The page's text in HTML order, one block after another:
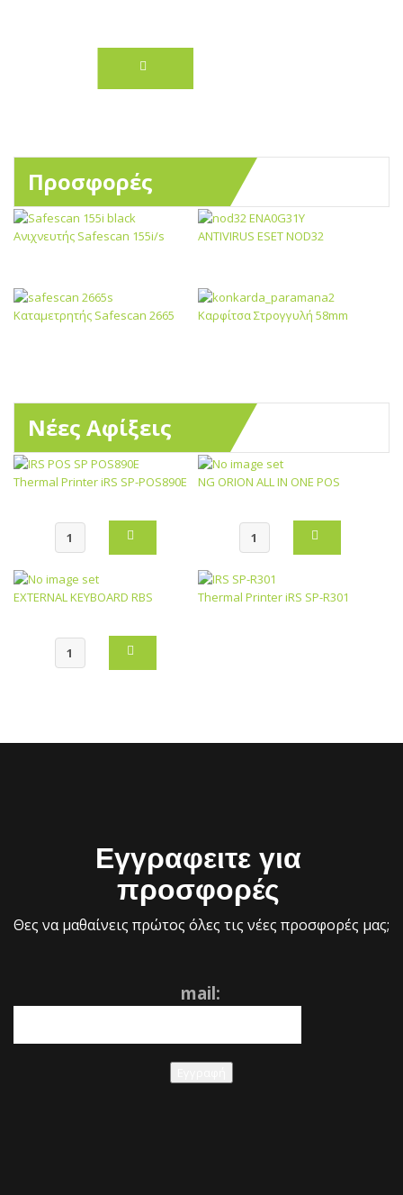
Προσφορές
Ανιχνευτής Safescan 155i/s ANTIVIRUS ESET NOD32
Καταμετρητής Safescan 2665 Καρφίτσα Στρογγυλή 58mm
Νέες Αφίξεις
Thermal Printer iRS SP-POS890E NG ORION ALL IN ONE POS
EXTERNAL KEYBOARD RBS Thermal Printer iRS SP-R301
Εγγραφειτε για
προσφορές
Θες να μαθαίνεις πρώτος όλες τις νέες προσφορές μας;
mail: